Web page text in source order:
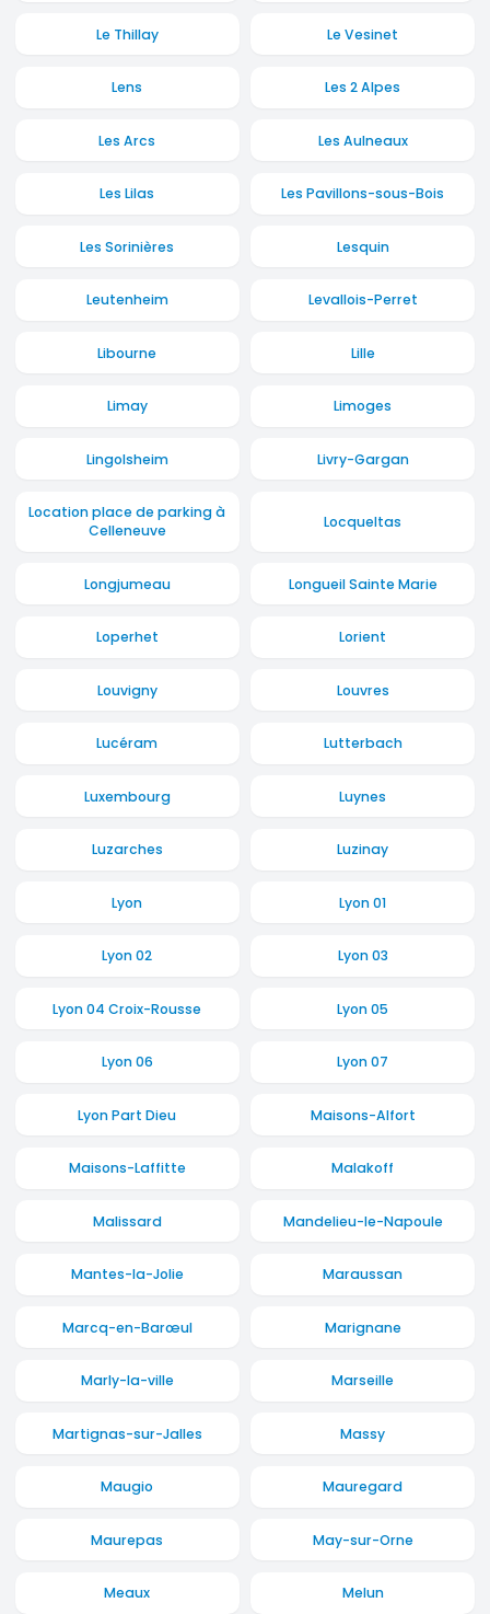
Le Thillay Le Vesinet
Lens Les 2 Alpes
Les Arcs Les Aulneaux
Les Lilas Les Pavillons-sous-Bois
Les Sorinières Lesquin
Leutenheim Levallois-Perret
Libourne Lille
Limay Limoges
Lingolsheim Livry-Gargan
Location place de parking à
Celleneuve
Locqueltas
Longjumeau Longueil Sainte Marie
Loperhet Lorient
Louvigny Louvres
Lucéram Lutterbach
Luxembourg Luynes
Luzarches Luzinay
Lyon Lyon 01
Lyon 02 Lyon 03
Lyon 04 Croix-Rousse Lyon 05
Lyon 06 Lyon 07
Lyon Part Dieu Maisons-Alfort
Maisons-Laffitte Malakoff
Malissard Mandelieu-le-Napoule
Mantes-la-Jolie Maraussan
Marcq-en-Barœul Marignane
Marly-la-ville Marseille
Martignas-sur-Jalles Massy
Maugio Mauregard
Maurepas May-sur-Orne
Meaux Melun